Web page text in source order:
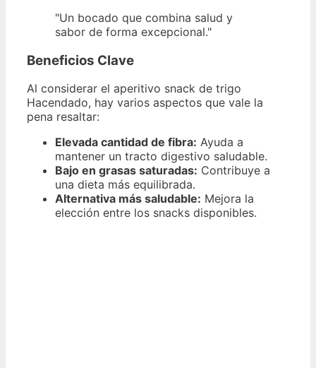
"Un bocado que combina salud y
sabor de forma excepcional."
Beneficios Clave
Al considerar el aperitivo snack de trigo
Hacendado, hay varios aspectos que vale la
pena resaltar:
Elevada cantidad de fibra: Ayuda a
mantener un tracto digestivo saludable.
Bajo en grasas saturadas: Contribuye a
una dieta más equilibrada.
Alternativa más saludable: Mejora la
elección entre los snacks disponibles.